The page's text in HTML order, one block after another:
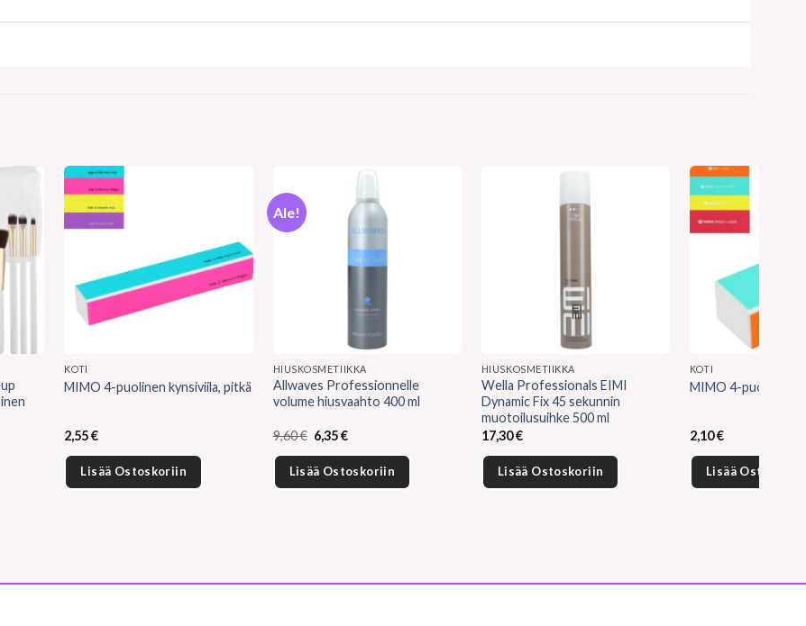
KOTI
MIMO 4-puolinen kynsiviila, pitkä
2,55€
Lisää Ostoskoriin
Ale!
HIUSKOSMETIIKKA
Allwaves Professionnelle
volume hiusvaahto 400 ml
9,60€ Alkuperäinen
hinta
oli:
9,60 €.
6,35€Nykyinen
on:
6,35 €.
Lisää Ostoskoriin
HIUSKOSMETIIKKA
Wella Professionals EIMI
Dynamic Fix 45 sekunnin
muotoilusuihke 500 ml
17,30€
Lisää Ostoskoriin
KOTI
MIMO 4-puolinen
2,10€
Lisää